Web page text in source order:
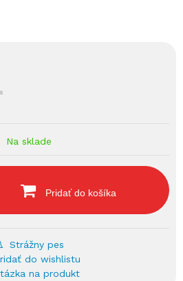
Na sklade
Pridať do košíka
Strážny pes
do wishlistu
na produkt